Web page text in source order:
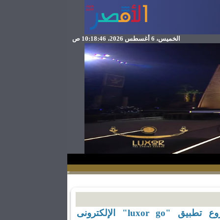
الخميس، 6 أغسطس 2026، 10:18:46 ص
محافظ الأقصر يتابع مشروع تطبيق "luxor go" الإلكترونى